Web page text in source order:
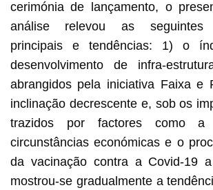
cerimónia de lançamento, o
análise relevou as seguintes
principais e tendências: 1) o
desenvolvimento de infra-
abrangidos pela iniciativa Faixa e
inclinação decrescente e, sob os
trazidos por factores como a
circunstâncias económicas e o
da vacinação contra a Covid-19
mostrou-se gradualmente a